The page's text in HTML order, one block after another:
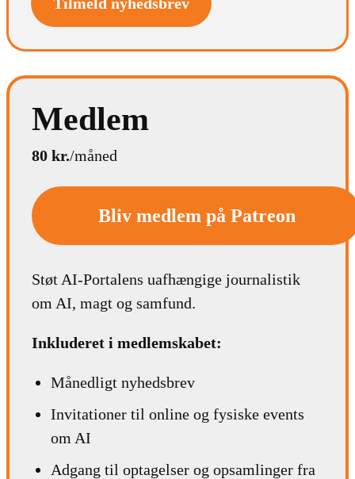
Medlem
80 kr./måned
Bliv medlem på Patreon
Støt AI-Portalens uafhængige journalistik
om AI, magt og samfund.
Inkluderet i medlemskabet:
Månedligt nyhedsbrev
Invitationer til online og fysiske events
om AI
Adgang til optagelser og opsamlinger fra